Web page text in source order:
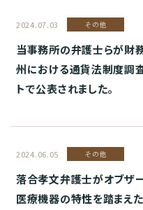
2024.07.03 その他
当事務所の弁護士らが財
州における通貨法制度調
トで公表されました。
2024.06.05 その他
落合孝文弁護士がオブザ
医療機器の特性を踏まえ